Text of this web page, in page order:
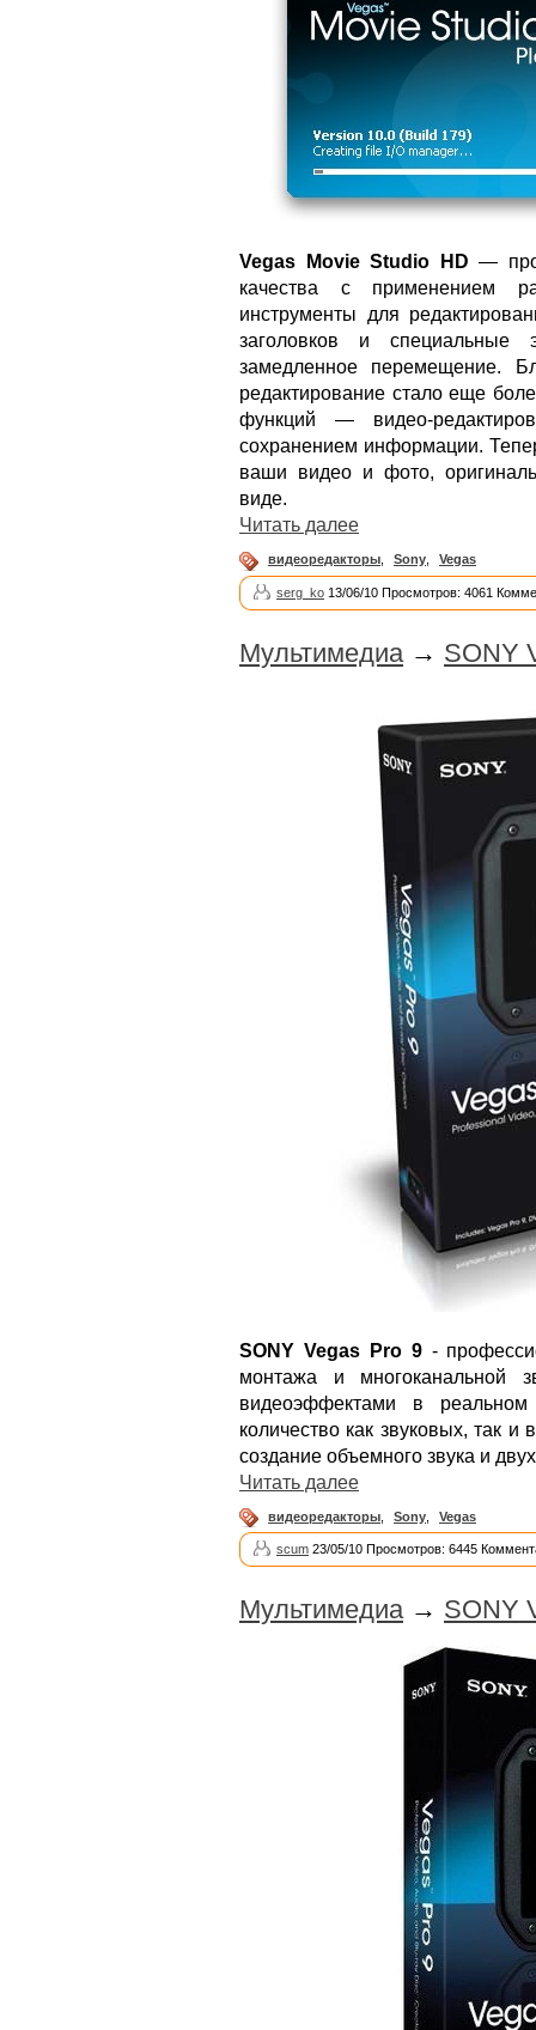
Vegas Movie Studio HD —
качества с применением
инструменты для
заголовков и
замедленное перемещение.
редактирование стало еще
функций — видео-
сохранением информации.
ваши видео и фото,
виде.
Читать далее
видеоредакторы, Sony, Vegas
serg_ko 13/06/10 Просмотров: 4061
Мультимедиа → SONY
SONY Vegas Pro 9-
монтажа и многоканальной
видеоэффектами в реальном
количество как звуковых, так
создание объемного звука и
Читать далее
видеоредакторы Sony Vegas
scum 23/05/10 Просмотров: 6445
Мультимедиа → SONY